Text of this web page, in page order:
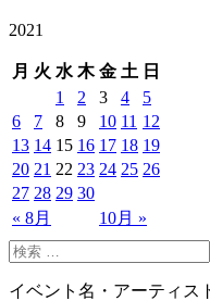
2021
月 火 水 木 金 土 日
« 8月 10月 »
1 2 3 4
5
6
7 8 9 10 11 12
13 14 15 16 17 18 19
20 21 22 23 24 25 26
27 28 29 30
イベント名・アーティス